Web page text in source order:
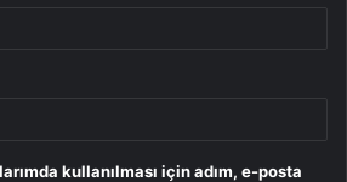
kullanılması için adım, e-posta